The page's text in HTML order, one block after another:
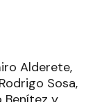
Alderete,
Sosa,